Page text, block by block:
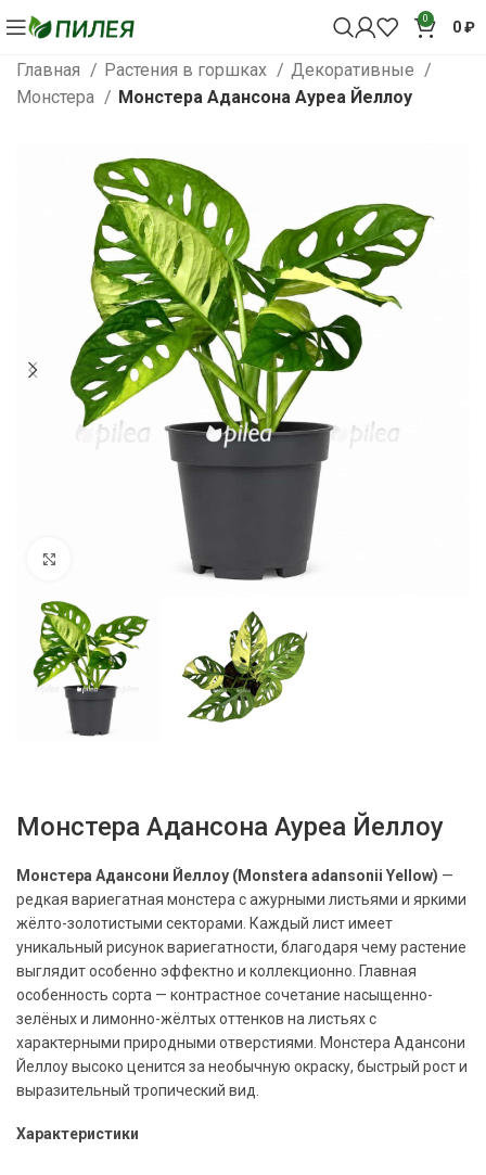
0 0₽
Главная Растения в горшках
Декоративные
Монстера
Монстера Адансона Ауреа Йеллоу
Нажмите, чтобы увеличить
Монстера Адансона Ауреа Йеллоу
Монстера Адансони Йеллоу (Monstera adansonii Yellow) —
редкая вариегатная монстера с ажурными листьями и яркими
жёлто-золотистыми секторами. Каждый лист имеет
уникальный рисунок вариегатности, благодаря чему растение
выглядит особенно эффектно и коллекционно. Главная
особенность сорта — контрастное сочетание насыщенно-
зелёных и лимонно-жёлтых оттенков на листьях с
характерными природными отверстиями. Монстера Адансони
Йеллоу высоко ценится за необычную окраску, быстрый рост и
выразительный тропический вид.
Характеристики